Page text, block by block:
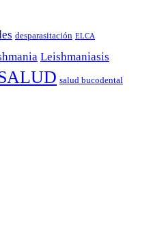
desparasitación ELCA
Leishmaniasis
salud bucodental